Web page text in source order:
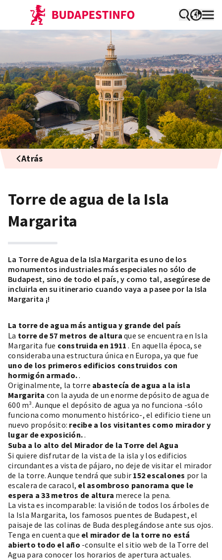
Atrás
Torre de agua de la Isla
Margarita
La Torre de Agua de la Isla Margarita es uno de los
monumentos industriales más especiales no sólo de
Budapest, sino de todo el país, y como tal, asegúrese de
incluirla en su itinerario cuando vaya a pasee por la Isla
Margarita ¡!
La torre de agua más antigua y grande del país
La torre de 57 metros de altura que se encuentra en Isla
Margarita fue construida en 1911 . En aquella época, se
consideraba una estructura única en Europa, ya que fue
uno de los primeros edificios construidos con
hormigón armado..
Originalmente, la torre abastecía de agua a la isla
Margarita con la ayuda de un enorme depósito de agua de
600 m³. Aunque el depósito de agua ya no funciona -sólo
funciona como monumento histórico-, el edificio tiene un
nuevo propósito: recibe a los visitantes como mirador y
lugar de exposición..
Suba a lo alto del Mirador de la Torre del Agua
Si quiere disfrutar de la vista de la isla y los edificios
circundantes a vista de pájaro, no deje de visitar el mirador
de la torre. Aunque tendrá que subir 152 escalones por la
escalera de caracol, el asombroso panorama que le
espera a 33 metros de altura merece la pena.
La vista es incomparable: la visión de todos los árboles de
la Isla Margarita, los famosos puentes de Budapest, el
paisaje de las colinas de Buda desplegándose ante sus ojos.
Tenga en cuenta que el mirador de la torre no está
abierto todo el año -consulte el sitio web de la Torre del
Agua para conocer los horarios de apertura actuales.